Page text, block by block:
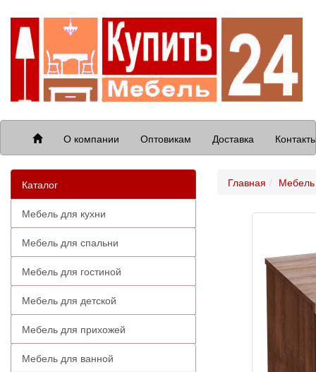
О компании Оптовикам Доставка
Каталог
Мебель для кухни
Мебель для спальни
Мебель для гостиной
Мебель для детской
Мебель для прихожей
Мебель для ванной
Главная